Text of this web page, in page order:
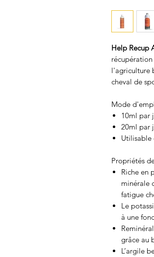
Help Recup
l'agriculture
cheval de
Mode
10ml par
20ml par
Utilisable
Propriétés
Riche en
minérale
fatigue
Le
à une
grâce au
L’argile